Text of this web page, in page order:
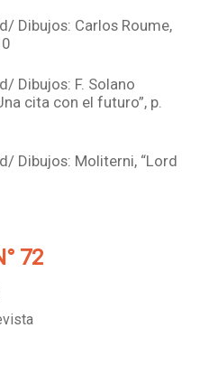
Dibujos: Carlos Roume,
Dibujos: F. Solano
cita con el futuro”, p.
Dibujos: Moliterni, “Lord
72